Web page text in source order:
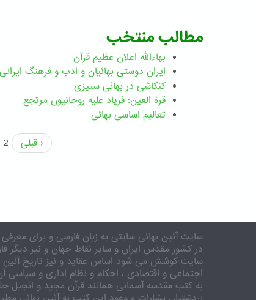
مطالب منتخب
بهاءالله اعلان عظیم قرآن
ايران دوستی بهائيان و ادب و فرهنگ ايرانی
کنکاشی در بهائی ستيزی
قرة العین: فریاد علیه روحانیون مرتجع
تعالیم اساسی بهائی
‹ قبلی
2 از 2
سایت آئین بهائی سایتی به زبان فارسی و برای
در کشور مقدّس ایران و سایر نقاط جهان و نیز دیگر
سایت کوشش می شود اساس عقاید و نیز تاریخ آئین
اجتماعی و اقتصادی ، احکام و نظام اداری و سیاسی
به کتب مقدسه آسمانی همانند قرآن مجید و انجیل